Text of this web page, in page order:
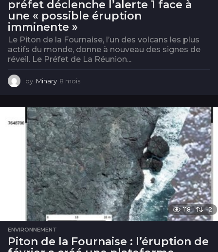
préfet déclenche l’alerte 1 face à
une « possible éruption
imminente »
Le Piton de la Fournaise, l’un des volcans les plus
actifs du monde, donne à nouveau des signes de
réveil. Le Préfet de La Réunion...
by Mihary 8 mois
i
s
118 -2
ENVIRONNEMENT
Piton de la Fournaise : l’éruption de